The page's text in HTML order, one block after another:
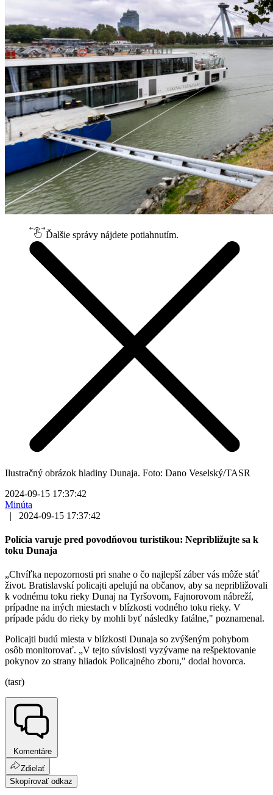
Ďalšie správy nájdete potiahnutím.
Ilustračný obrázok hladiny Dunaja. Foto: Dano Veselský/TASR
2024-09-15 17:37:42
Minúta
|
2024-09-15 17:37:42
Polícia varuje pred povodňovou turistikou: Nepribližujte sa k
toku Dunaja
„Chvíľka nepozornosti pri snahe o čo najlepší záber vás môže stáť
život. Bratislavskí policajti apelujú na občanov, aby sa nepribližovali
k vodnému toku rieky Dunaj na Tyršovom, Fajnorovom nábreží,
prípadne na iných miestach v blízkosti vodného toku rieky. V
prípade pádu do rieky by mohli byť následky fatálne," poznamenal.
Policajti budú miesta v blízkosti Dunaja so zvýšeným pohybom
osôb monitorovať. „V tejto súvislosti vyzývame na rešpektovanie
pokynov zo strany hliadok Policajného zboru," dodal hovorca.
(tasr)
Komentáre
Zdielať
Skopírovať odkaz